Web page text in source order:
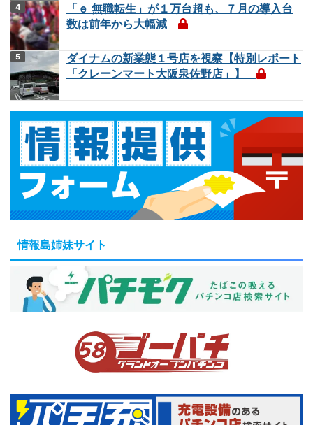
「ｅ 無職転生」が１万台超も、７月の導入台
数は前年から大幅減
ダイナムの新業態１号店を視察【特別レポート
「クレーンマート大阪泉佐野店」】
情報島姉妹サイト